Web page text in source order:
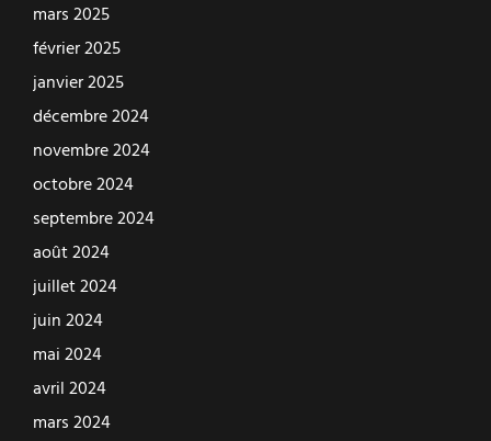
mars 2025
février 2025
janvier 2025
décembre 2024
novembre 2024
octobre 2024
septembre 2024
août 2024
juillet 2024
juin 2024
mai 2024
avril 2024
mars 2024